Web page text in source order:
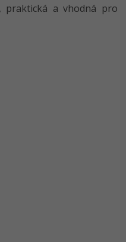
praktická a vhodná pro